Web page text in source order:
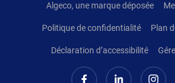
Algeco, une marque déposée
Politique de confidentialité Plan
Déclaration d’accessibilité